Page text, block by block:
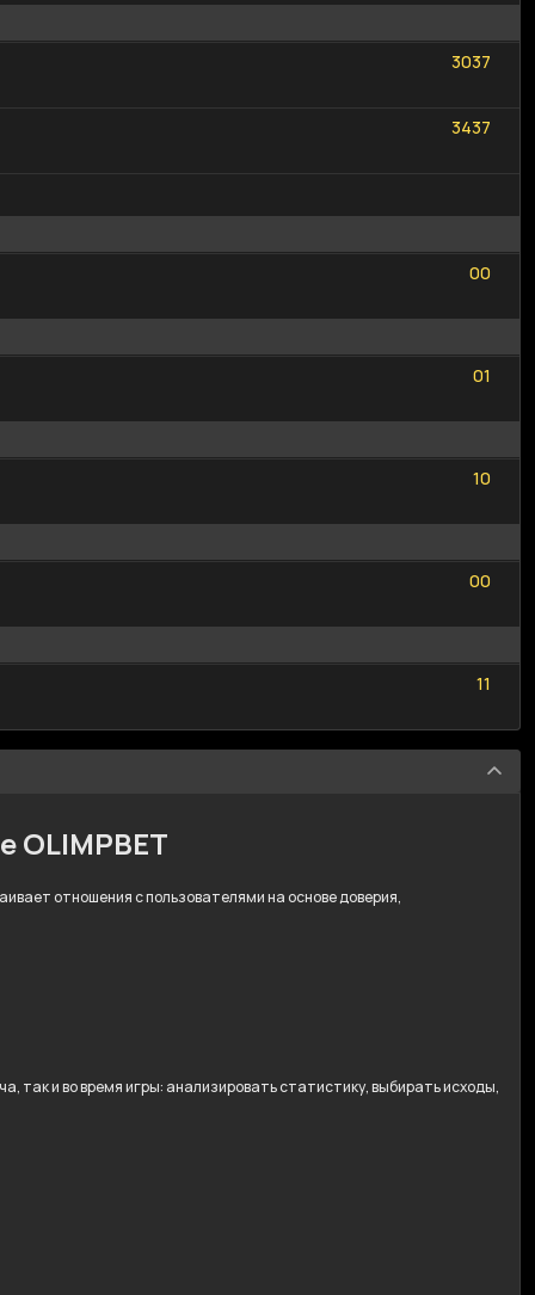
30
30
37
37
3437
0
0
0
0
0
0
1
1
1
1
0
0
0
0
0
0
1
1
1
1
OLIMPBET
отношения с пользователями на основе доверия,
так и во время игры: анализировать статистику, выбирать исходы,